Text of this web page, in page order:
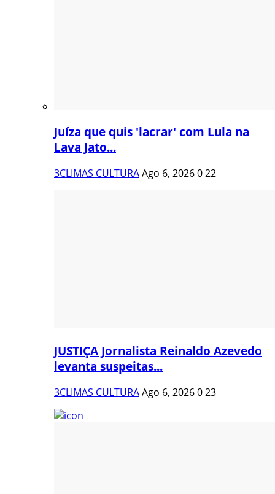
Juíza que quis 'lacrar' com Lula na
Lava Jato...
3CLIMAS CULTURAAgo 6, 2026022
JUSTIÇA Jornalista Reinaldo Azevedo
levanta suspeitas...
3CLIMAS CULTURAAgo 6, 2026023